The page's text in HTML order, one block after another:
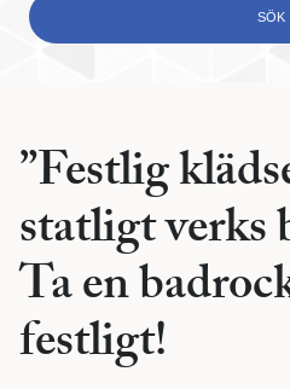
”Festlig
statligt
Ta en
festligt!